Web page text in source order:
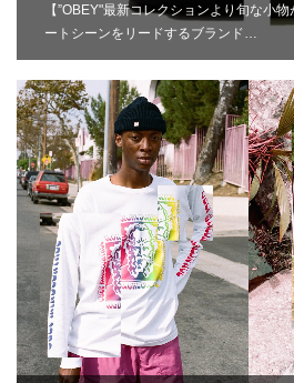
【”OBEY"最新コレクションより旬な小
ートシーンをリードするブランド…